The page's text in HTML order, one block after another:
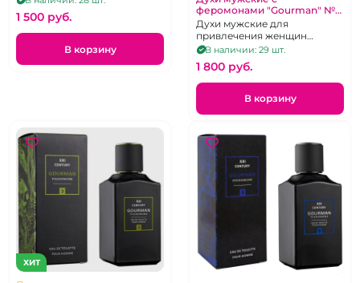
противоположного пола,
усиление сексуального
влечения.
1 500 pуб.
В корзину
феромонами "Gourman" №2
100 мл
Духи мужские для
привлечения женщин
"Gourman"
В наличии: 29 шт.
1 800 pуб.
В корзину
ХИТ